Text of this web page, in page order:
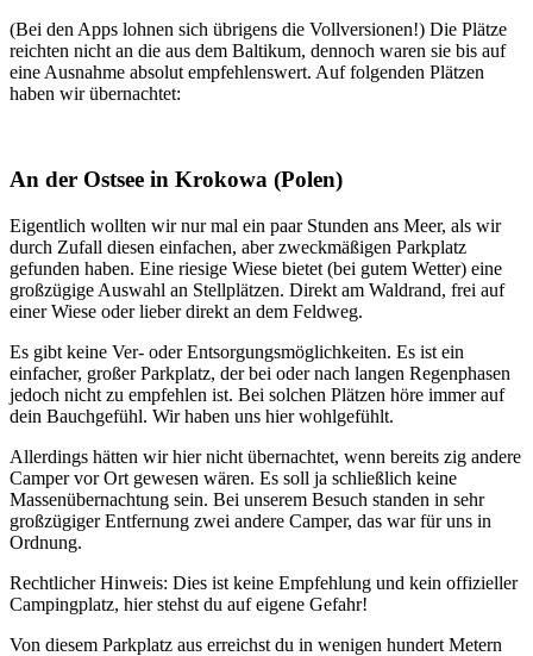
(Bei den Apps lohnen sich übrigens die Vollversionen!) Die Plätze
reichten nicht an die aus dem Baltikum, dennoch waren sie bis auf
eine Ausnahme absolut empfehlenswert. Auf folgenden Plätzen
haben wir übernachtet:
An der Ostsee in Krokowa (Polen)
Eigentlich wollten wir nur mal ein paar Stunden ans Meer, als wir
durch Zufall diesen einfachen, aber zweckmäßigen Parkplatz
gefunden haben. Eine riesige Wiese bietet (bei gutem Wetter) eine
großzügige Auswahl an Stellplätzen. Direkt am Waldrand, frei auf
einer Wiese oder lieber direkt an dem Feldweg.
Es gibt keine Ver- oder Entsorgungsmöglichkeiten. Es ist ein
einfacher, großer Parkplatz, der bei oder nach langen Regenphasen
jedoch nicht zu empfehlen ist. Bei solchen Plätzen höre immer auf
dein Bauchgefühl. Wir haben uns hier wohlgefühlt.
Allerdings hätten wir hier nicht übernachtet, wenn bereits zig andere
Camper vor Ort gewesen wären. Es soll ja schließlich keine
Massenübernachtung sein. Bei unserem Besuch standen in sehr
großzügiger Entfernung zwei andere Camper, das war für uns in
Ordnung.
Rechtlicher Hinweis: Dies ist keine Empfehlung und kein offizieller
Campingplatz, hier stehst du auf eigene Gefahr!
Von diesem Parkplatz aus erreichst du in wenigen hundert Metern